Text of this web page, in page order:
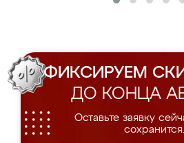
ФИКСИРУЕМ
ДО КОНЦА
Оставьте заявку
сохранится.